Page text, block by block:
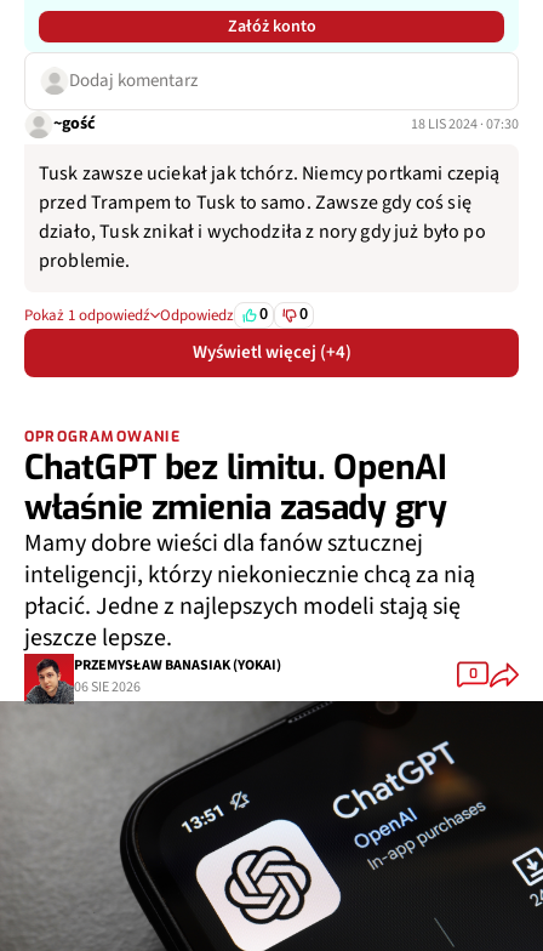
Załóż konto
Dodaj komentarz
~gość 18 LIS 2024 · 07:30
Tusk zawsze uciekał jak tchórz. Niemcy portkami czepią
przed Trampem to Tusk to samo. Zawsze gdy coś się
działo, Tusk znikał i wychodziła z nory gdy już było po
problemie.
Pokaż 1 odpowiedź Odpowiedz 0 0
Wyświetl więcej (+4)
OPROGRAMOWANIE
ChatGPT bez limitu. OpenAI
właśnie zmienia zasady gry
Mamy dobre wieści dla fanów sztucznej
inteligencji, którzy niekoniecznie chcą za nią
płacić. Jedne z najlepszych modeli stają się
jeszcze lepsze.
PRZEMYSŁAW BANASIAK (YOKAI)
06 SIE 2026
0